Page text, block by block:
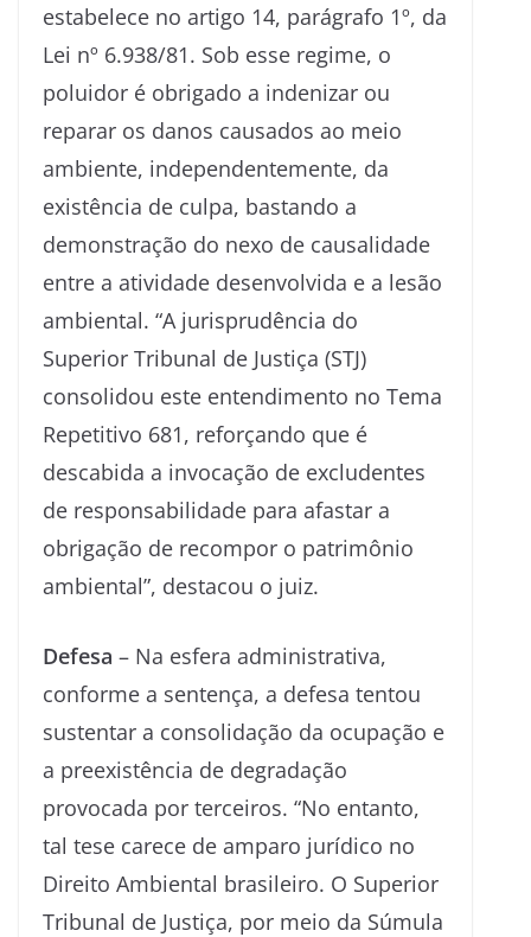
estabelece no artigo 14, parágrafo 1º, da
Lei nº 6.938/81. Sob esse regime, o
poluidor é obrigado a indenizar ou
reparar os danos causados ao meio
ambiente, independentemente, da
existência de culpa, bastando a
demonstração do nexo de causalidade
entre a atividade desenvolvida e a lesão
ambiental. “A jurisprudência do
Superior Tribunal de Justiça (STJ)
consolidou este entendimento no Tema
Repetitivo 681, reforçando que é
descabida a invocação de excludentes
de responsabilidade para afastar a
obrigação de recompor o patrimônio
ambiental”, destacou o juiz.
Defesa – Na esfera administrativa,
conforme a sentença, a defesa tentou
sustentar a consolidação da ocupação e
a preexistência de degradação
provocada por terceiros. “No entanto,
tal tese carece de amparo jurídico no
Direito Ambiental brasileiro. O Superior
Tribunal de Justiça, por meio da Súmula